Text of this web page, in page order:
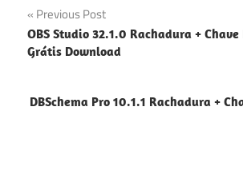
Navegação
de
Previous Post
OBS Studio 32.1.0 Rachadura + Chave
Grátis Download
DBSchema Pro 10.1.1 Rachadura +